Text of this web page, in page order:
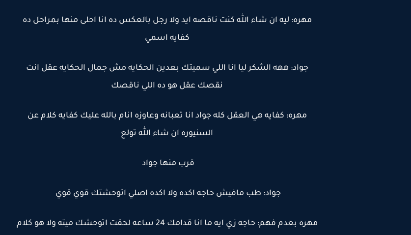
مهره: ليه ان شاء الله كنت ناقصه ايد ولا رجل بالعكس ده انا احلى منها بمراحل ده
كفايه اسمي
جواد: ههه الشكر ليا انا اللي سميتك بعدين الحكايه مش جمال الحكايه عقل انت
نقصك عقل هو ده اللي ناقصك
مهره: كفايه هي العقل كله جواد انا تعبانه وعاوزه انام بالله عليك كفايه كلام عن
السنيوره ان شاء الله تولع
قرب منها جواد
جواد: طب مافيش حاجه اكده ولا اكده اصلي اتوحشتك قوي قوي
مهره بعدم فهم: حاجه زي ايه ما انا قدامك 24 ساعه لحقت اتوحشك ميته ولا هو كلام